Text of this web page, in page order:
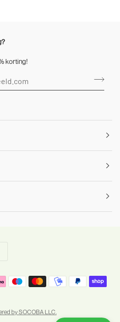
korting!
by SOCOBA LLC.